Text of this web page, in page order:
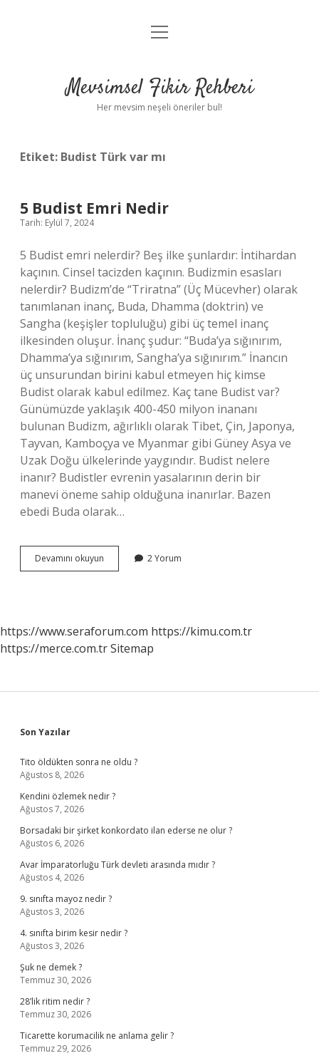
Anasayfa
Yasal Uyarı
menüyü
Mevsimsel Fikir Rehberi
Her mevsim neşeli öneriler bul!
Etiket: Budist Türk var mı
5 Budist Emri Nedir
Tarih: Eylül 7, 2024
5 Budist emri nelerdir? Beş ilke şunlardır: İntihardan
kaçının. Cinsel tacizden kaçının. Budizmin esasları
nelerdir? Budizm’de “Triratna” (Üç Mücevher) olarak
tanımlanan inanç, Buda, Dhamma (doktrin) ve
Sangha (keşişler topluluğu) gibi üç temel inanç
ilkesinden oluşur. İnanç şudur: “Buda’ya sığınırım,
Dhamma’ya sığınırım, Sangha’ya sığınırım.” İnancın
üç unsurundan birini kabul etmeyen hiç kimse
Budist olarak kabul edilmez. Kaç tane Budist var?
Günümüzde yaklaşık 400-450 milyon inananı
bulunan Budizm, ağırlıklı olarak Tibet, Çin, Japonya,
Tayvan, Kamboçya ve Myanmar gibi Güney Asya ve
Uzak Doğu ülkelerinde yaygındır. Budist nelere
inanır? Budistler evrenin yasalarının derin bir
manevi öneme sahip olduğuna inanırlar. Bazen
ebedi Buda olarak…
Devamını okuyun
Budist
2 Yorum
https://www.seraforum.com https://kimu.com.tr
https://merce.com.trSitemap
Sidebar
Son Yazılar
Tito öldükten sonra ne oldu ?
Ağustos 8, 2026
Kendini özlemek nedir ?
Ağustos 7, 2026
Borsadaki bir şirket konkordato ilan ederse ne olur ?
Ağustos 6, 2026
Avar İmparatorluğu Türk devleti arasında mıdır ?
Ağustos 4, 2026
9. sınıfta mayoz nedir ?
Ağustos 3, 2026
4. sınıfta birim kesir nedir ?
Ağustos 3, 2026
Şuk ne demek ?
Temmuz 30, 2026
28’lik ritim nedir ?
Temmuz 30, 2026
Ticarette korumacilik ne anlama gelir ?
Temmuz 29, 2026